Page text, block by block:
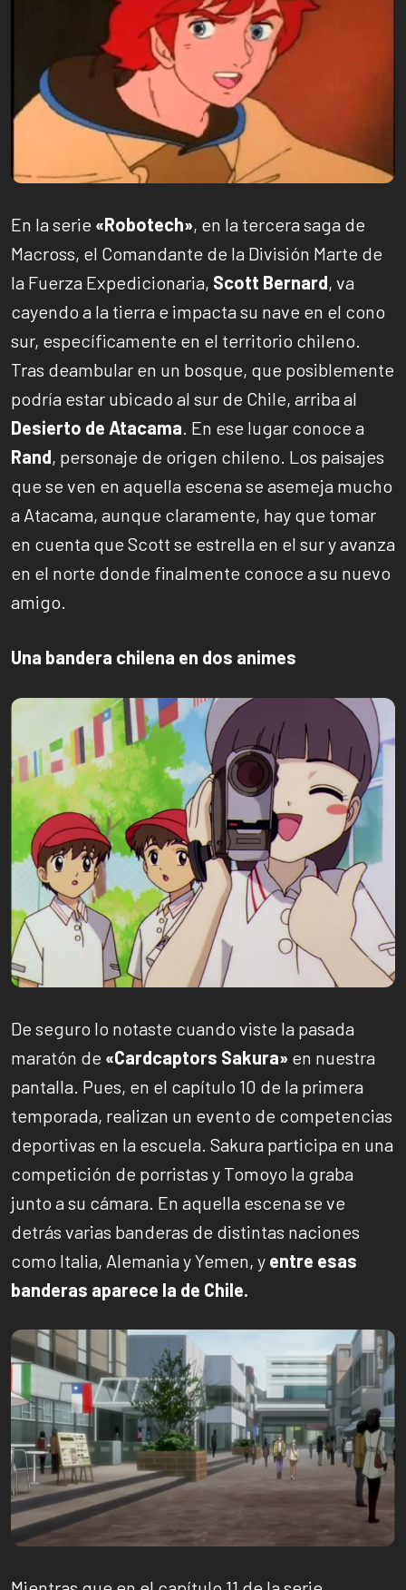
En la serie «Robotech», en la tercera saga de
Macross, el Comandante de la División Marte de
la Fuerza Expedicionaria, Scott Bernard, va
cayendo a la tierra e impacta su nave en el cono
sur, específicamente en el territorio chileno.
Tras deambular en un bosque, que posiblemente
podría estar ubicado al sur de Chile, arriba al
Desierto de Atacama. En ese lugar conoce a
Rand, personaje de origen chileno. Los paisajes
que se ven en aquella escena se asemeja mucho
a Atacama, aunque claramente, hay que tomar
en cuenta que Scott se estrella en el sur y avanza
en el norte donde finalmente conoce a su nuevo
amigo.
Una bandera chilena en dos animes
De seguro lo notaste cuando viste la pasada
maratón de «Cardcaptors Sakura» en nuestra
pantalla. Pues, en el capítulo 10 de la primera
temporada, realizan un evento de competencias
deportivas en la escuela. Sakura participa en una
competición de porristas y Tomoyo la graba
junto a su cámara. En aquella escena se ve
detrás varias banderas de distintas naciones
como Italia, Alemania y Yemen, y entre esas
banderas aparece la de Chile.